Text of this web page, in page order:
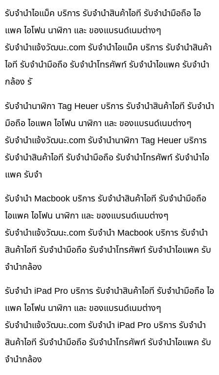
รับจำนำไอแม็ค บริการ รับจำนำสินค้าไอที รับจำนำมือถือ ไอ
แพค ไอโฟน นาฬิกา และ ของแบรนด์เนมต่างๆ
รับจํานําแจ้งวัฒนะ.com รับจำนำไอแม็ค บริการ รับจำนำสินค้า
ไอที รับจำนำมือถือ รับจำนำโทรศัพท์ รับจำนำไอแพค รับจำนำ
กล้อง รั
รับจำนำนาฬิกา Tag Heuer บริการ รับจำนำสินค้าไอที รับจำนำ
มือถือ ไอแพค ไอโฟน นาฬิกา และ ของแบรนด์เนมต่างๆ
รับจํานําแจ้งวัฒนะ.com รับจำนำนาฬิกา Tag Heuer บริการ
รับจำนำสินค้าไอที รับจำนำมือถือ รับจำนำโทรศัพท์ รับจำนำไอ
แพค รับจำ
รับจำนำ Macbook บริการ รับจำนำสินค้าไอที รับจำนำมือถือ
ไอแพค ไอโฟน นาฬิกา และ ของแบรนด์เนมต่างๆ
รับจํานําแจ้งวัฒนะ.com รับจำนำ Macbook บริการ รับจำนำ
สินค้าไอที รับจำนำมือถือ รับจำนำโทรศัพท์ รับจำนำไอแพค รับ
จำนำกล้อง
รับจำนำ iPad Pro บริการ รับจำนำสินค้าไอที รับจำนำมือถือ ไอ
แพค ไอโฟน นาฬิกา และ ของแบรนด์เนมต่างๆ
รับจํานําแจ้งวัฒนะ.com รับจำนำ iPad Pro บริการ รับจำนำ
สินค้าไอที รับจำนำมือถือ รับจำนำโทรศัพท์ รับจำนำไอแพค รับ
จำนำกล้อง